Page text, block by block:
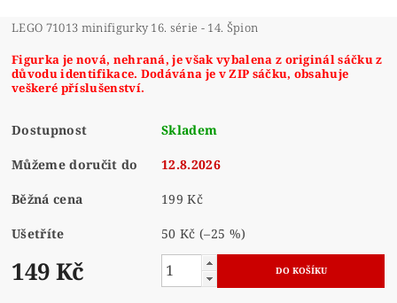
LEGO 71013 minifigurky 16. série - 14. Špion
Figurka je nová, nehraná, je však vybalena z originál sáčku z
důvodu identifikace. Dodávána je v ZIP sáčku, obsahuje
veškeré příslušenství.
Dostupnost Skladem
Můžeme doručit do 12.8.2026
Běžná cena 199 Kč
Ušetříte 50 Kč(–25 %)
149 Kč